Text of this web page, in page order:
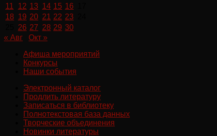
11
12 13 14 15 16
18 19 20 21 22 23
26 27 28 29 30
« Авг
Окт »
Афиша мероприятий
Конкурсы
Наши события
Электронный каталог
Продлить литературу
Записаться в библиотеку
Полнотекстовая база данных
Творческие объединения
Новинки литературы